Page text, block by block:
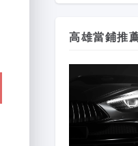
高雄當鋪推